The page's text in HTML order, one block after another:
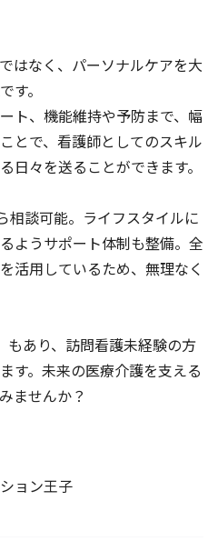
はなく、パーソナルケアを大
す。
ト、機能維持や予防まで、幅
とで、看護師としてのスキル
日々を送ることができます。
相談可能。ライフスタイルに
ようサポート体制も整備。全
活用しているため、無理なく
あり、訪問看護未経験の方
す。未来の医療介護を支える
ませんか？
ョン王子